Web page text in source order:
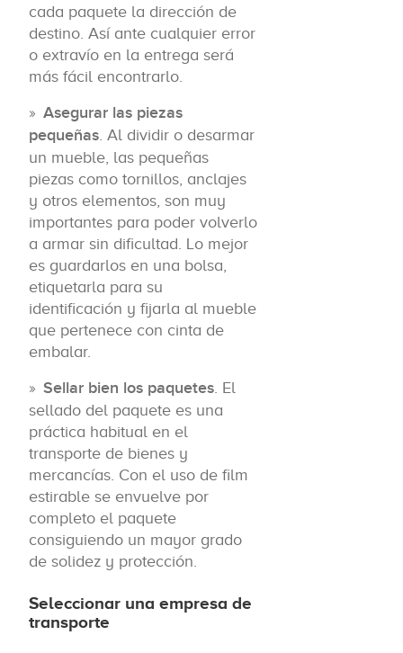
cada paquete la dirección de
destino. Así ante cualquier error
o extravío en la entrega será
más fácil encontrarlo.
Asegurar las piezas
pequeñas . Al dividir o desarmar
un mueble, las pequeñas
piezas como tornillos, anclajes
y otros elementos, son muy
importantes para poder volverlo
a armar sin dificultad. Lo mejor
es guardarlos en una bolsa,
etiquetarla para su
identificación y fijarla al mueble
que pertenece con cinta de
embalar.
Sellar bien los paquetes . El
sellado del paquete es una
práctica habitual en el
transporte de bienes y
mercancías. Con el uso de film
estirable se envuelve por
completo el paquete
consiguiendo un mayor grado
de solidez y protección.
Seleccionar una empresa de
transporte